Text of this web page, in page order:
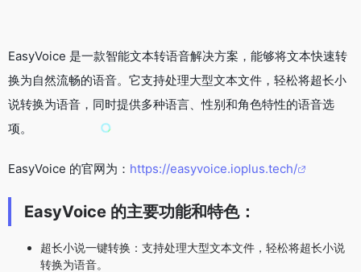
EasyVoice 是一款智能文本转语音解决方案，能够将文本快速转
换为自然流畅的语音。它支持处理大型文本文件，轻松将超长小
说转换为语音，同时提供多种语言、性别和角色特性的语音选
项。
EasyVoice 的官网为： https://easyvoice.ioplus.tech/
EasyVoice 的主要功能和特色：
超长小说一键转换：支持处理大型文本文件，轻松将超长小说
转换为语音。